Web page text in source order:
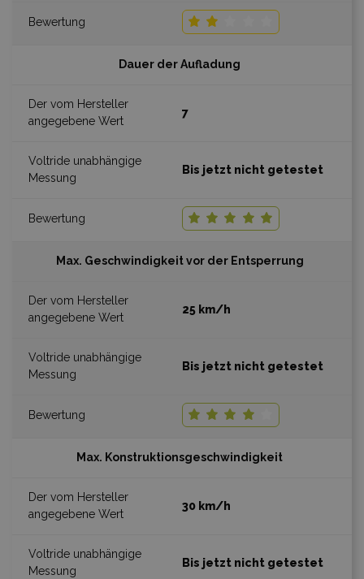
Dauer der Aufladung
7
Bis jetzt nicht getestet
Max. Geschwindigkeit vor der Entsperrung
25 km/h
Bis jetzt nicht getestet
Max. Konstruktionsgeschwindigkeit
30 km/h
Bis jetzt nicht getestet